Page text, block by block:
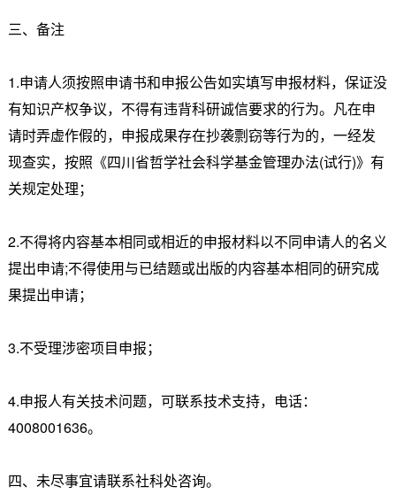
三、备注
1.申请人须按照申请书和申报公告如实填写申报材料，保证没
有知识产权争议，不得有违背科研诚信要求的行为。凡在申
请时弄虚作假的，申报成果存在抄袭剽窃等行为的，一经发
现查实，按照《四川省哲学社会科学基金管理办法(试行)》有
关规定处理；
2.不得将内容基本相同或相近的申报材料以不同申请人的名义
提出申请;不得使用与已结题或出版的内容基本相同的研究成
果提出申请；
3.不受理涉密项目申报；
4.申报人有关技术问题，可联系技术支持，电话：
4008001636。
四、未尽事宜请联系社科处咨询。